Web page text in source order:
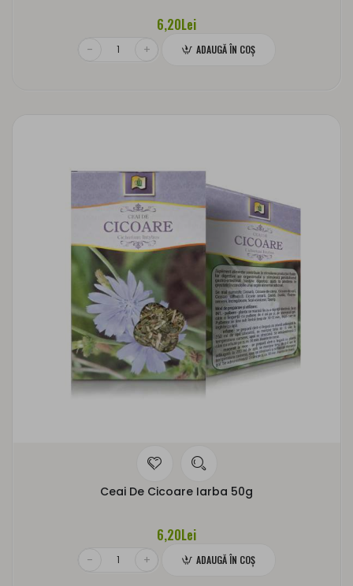
6,20Lei
ADAUGĂ ÎN COŞ
Ceai De Cicoare Iarba 50g
6,20Lei
ADAUGĂ ÎN COŞ